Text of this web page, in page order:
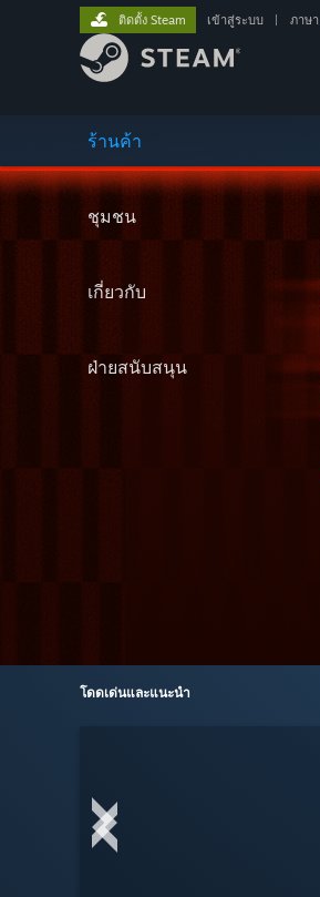
ร้านค้า
ชุมชน
เกี่ยวกับ
ฝ่ายสนับสนุน
ติดตั้ง Steam เข้าสู่ระบบ ภาษา
โดดเด่นและแนะนำ